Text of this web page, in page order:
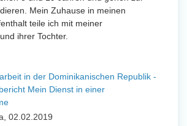
Mein Zuhause in meinen
teile ich mit meiner
ihrer Tochter.
in der Dominikanischen Republik -
Mein Dienst in einer
02.02.2019